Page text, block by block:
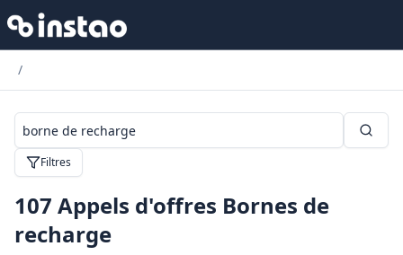
/
Filtres
107 Appels d'offres Bornes de
recharge